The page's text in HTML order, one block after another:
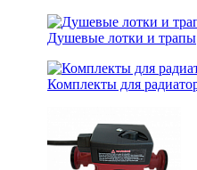
Душевые лотки и трапы
Комплекты для